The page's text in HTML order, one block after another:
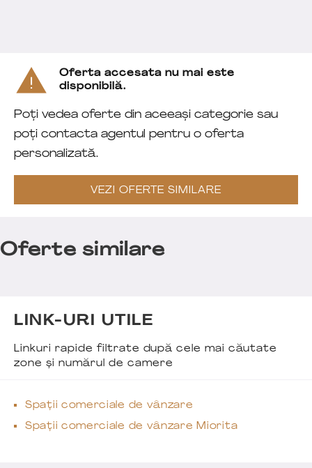
Oferta accesata nu mai este
disponibilă.
Poți vedea oferte din aceeași categorie sau
poți contacta agentul pentru o oferta
personalizată.
VEZI OFERTE SIMILARE
Oferte similare
LINK-URI UTILE
Linkuri rapide filtrate după cele mai căutate
zone și numărul de camere
Spații comerciale de vânzare
Spații comerciale de vânzare Miorita